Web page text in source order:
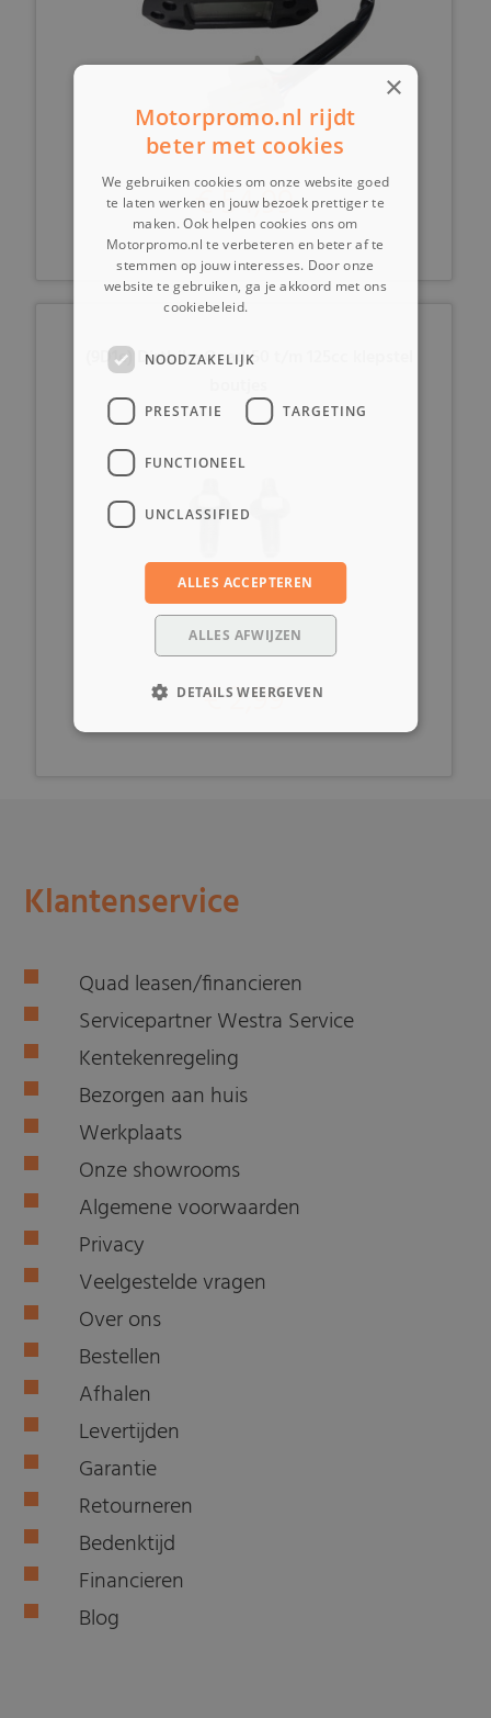
€ 54,99
(9D1e) Dirtbike Quad 50 t/m 125cc klepstel
€ 2,99
Klantenservice
Quad leasen/financieren
Servicepartner Westra Service
Kentekenregeling
Bezorgen aan huis
Werkplaats
Onze showrooms
Algemene voorwaarden
Privacy
Veelgestelde vragen
Over ons
Bestellen
Afhalen
Levertijden
Garantie
Retourneren
Bedenktijd
Financieren
Blog
×
Motorpromo.nl rijdt
beter met cookies
We gebruiken cookies om onze website goed
te laten werken en jouw bezoek prettiger te
maken. Ook helpen cookies ons om
Motorpromo.nl te verbeteren en beter af te
stemmen op jouw interesses. Door onze
website te gebruiken, ga je akkoord met ons
cookiebeleid.
NOODZAKELIJK
PRESTATIE TARGETING
FUNCTIONEEL
UNCLASSIFIED
ALLES ACCEPTEREN
ALLES AFWIJZEN
DETAILS WEERGEVEN